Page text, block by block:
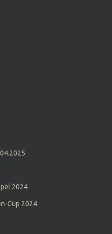
2024
Cup 2024